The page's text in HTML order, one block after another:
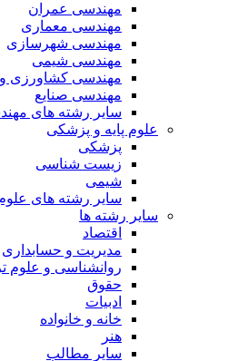
مهندسی عمران
مهندسی معماری
مهندسی شهرسازی
مهندسی شیمی
مهندسی کشاورزی و
مهندسی صنایع
سایر رشته های مهندسی
علوم پایه و پزشکی
پزشکی
زیست شناسی
شیمی
سایر رشته های علوم پایه
سایر رشته ها
اقتصاد
مدیریت و حسابداری
روانشناسی و علوم تربیتی
حقوق
ادبیات
خانه و خانواده
هنر
سایر مطالب